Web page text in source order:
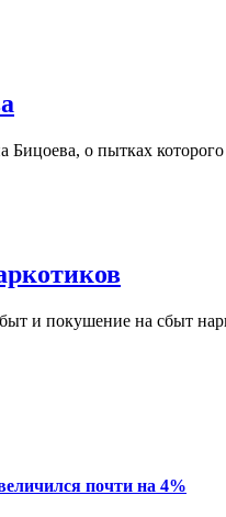
о пытках
и покушение на сбыт
почти на 4%